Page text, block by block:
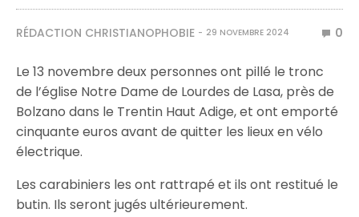
RÉDACTION CHRISTIANOPHOBIE 29 NOVEMBRE 2024 0
Le 13 novembre deux personnes ont pillé le tronc
de l’église Notre Dame de Lourdes de Lasa, près de
Bolzano dans le Trentin Haut Adige, et ont emporté
cinquante euros avant de quitter les lieux en vélo
électrique.
Les carabiniers les ont rattrapé et ils ont restitué le
butin. Ils seront jugés ultérieurement.